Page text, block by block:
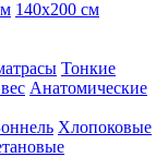
140х200 см
Тонкие
Анатомические
Хлопоковые